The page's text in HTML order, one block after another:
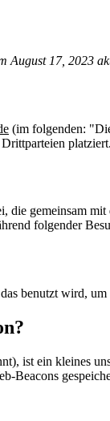
August 17, 2023
(im folgenden:
gemeinsam
folgender
benutzt wird,
ist ein kleines
Beacons